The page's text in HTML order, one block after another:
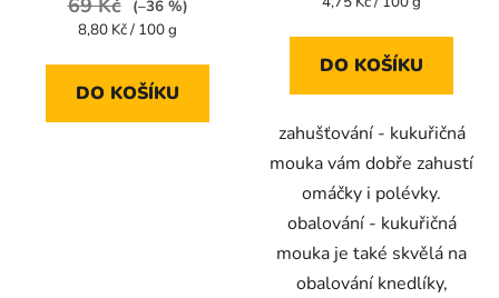
69 Kč
(–36 %)
Měrná
8,80 Kč / 100 g
DO KOŠÍKU
DO KOŠÍKU
zahušťování - kukuřičná
mouka vám dobře zahustí
omáčky i polévky.
obalování - kukuřičná
mouka je také skvělá na
obalování knedlíky,